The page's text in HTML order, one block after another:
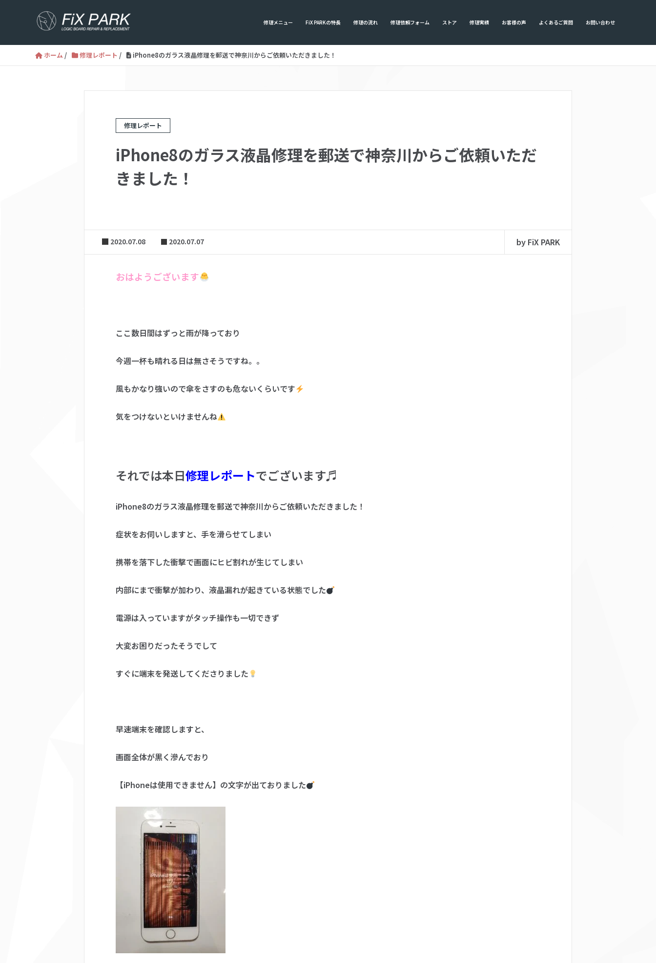
修理メニュー FiX PARKの特長 修理の流れ 修理依頼フォーム ストア 修理実績 お客様の声 よくあるご質問 お問い合わせ
ホーム / 修理レポート / iPhone8のガラス液晶修理を郵送で神奈川からご依頼いただきました！
修理レポート
iPhone8のガラス液晶修理を郵送で神奈川からご依頼いただ
きました！
2020.07.08 2020.07.07 by FiX PARK
おはようございます
ここ数日間はずっと雨が降っており
今週一杯も晴れる日は無さそうですね。。
風もかなり強いので傘をさすのも危ないくらいです
気をつけないといけませんね
それでは本日修理レポートでございます♬
iPhone8のガラス液晶修理を郵送で神奈川からご依頼いただきました！
症状をお伺いしますと、手を滑らせてしまい
携帯を落下した衝撃で画面にヒビ割れが生じてしまい
内部にまで衝撃が加わり、液晶漏れが起きている状態でした
電源は入っていますがタッチ操作も一切できず
大変お困りだったそうでして
すぐに端末を発送してくださりました
早速端末を確認しますと、
画面全体が黒く滲んでおり
【iPhoneは使用できません】の文字が出ておりました